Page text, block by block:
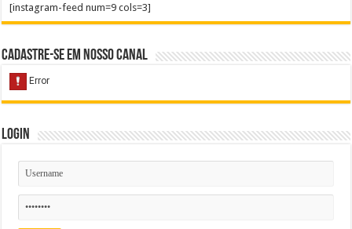
[instagram-feed num=9 cols=3]
Cadastre-se em nosso Canal
Login